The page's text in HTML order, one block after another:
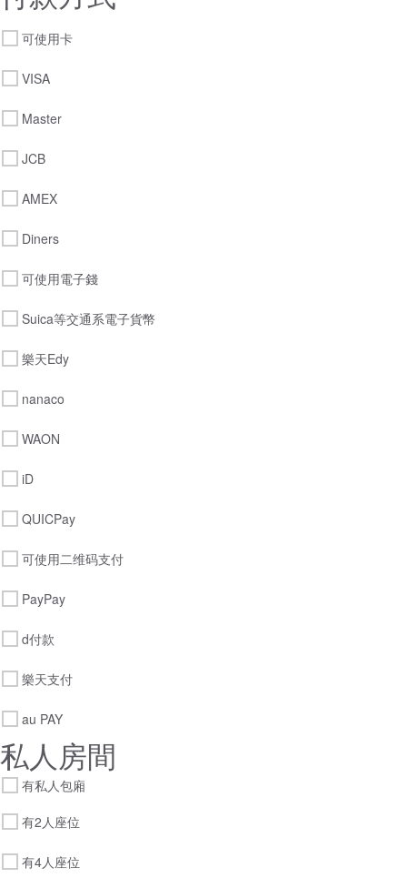
可使用卡
VISA
Master
JCB
AMEX
Diners
可使用電子錢
Suica等交通系電子貨幣
樂天Edy
nanaco
WAON
iD
QUICPay
可使用二维码支付
PayPay
d付款
樂天支付
au PAY
私人房間
有私人包廂
有2人座位
有4人座位